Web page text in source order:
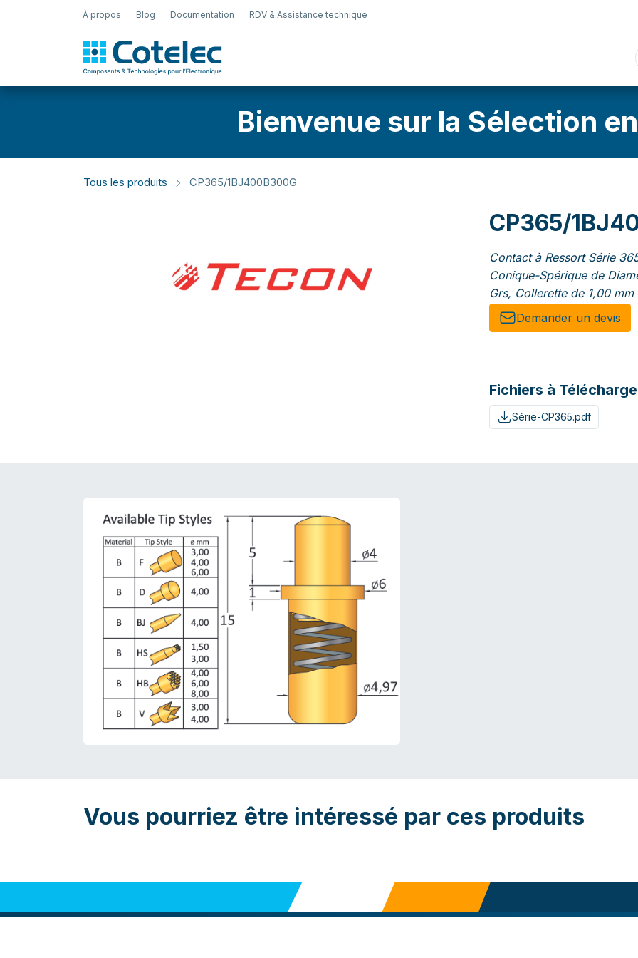
À propos Blog Documentation RDV & Assistance technique
Sélection en
Bienvenue sur la Sélection
Tous les produits CP365/1BJ400B300G
CP365/
Contact à Ressort Série
Conique-Spérique de
Grs, Collerette de 1,00 mm
Demander un de​​vis​​
Fichiers à
Série-CP365.pdf
Vous pourriez être intéressé par ces produits